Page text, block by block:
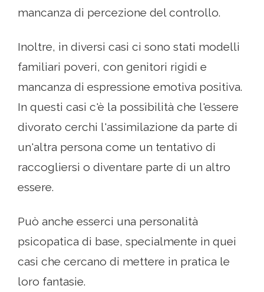
mancanza di percezione del controllo.
Inoltre, in diversi casi ci sono stati modelli
familiari poveri, con genitori rigidi e
mancanza di espressione emotiva positiva.
In questi casi c'è la possibilità che l'essere
divorato cerchi l'assimilazione da parte di
un'altra persona come un tentativo di
raccogliersi o diventare parte di un altro
essere.
Può anche esserci una personalità
psicopatica di base, specialmente in quei
casi che cercano di mettere in pratica le
loro fantasie.